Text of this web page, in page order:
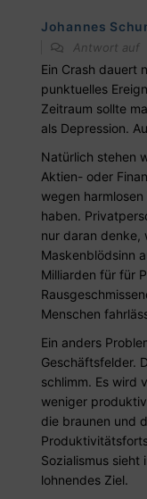
Johannes
Antwort auf
Ein Crash dauert
punktuelles
Zeitraum sollte
als Depression.
Natürlich stehen
Aktien- oder
wegen
haben.
nur daran denke,
Maskenblödsinn
Milliarden für für
Menschen
Ein anders
Geschäftsfelder.
schlimm. Es wird
weniger
die braunen und
Sozialismus
lohnendes Ziel.